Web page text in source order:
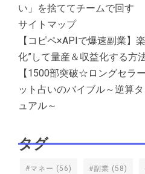
い」を捨ててチームで回す
サイトマップ
【コピペ×APIで爆速副業】
化”して量産＆収益化する方
【1500部突破☆ロングセラ
ット占いのバイブル～逆算
ュアル～
タグ
#マネー (56) #副業 (58)